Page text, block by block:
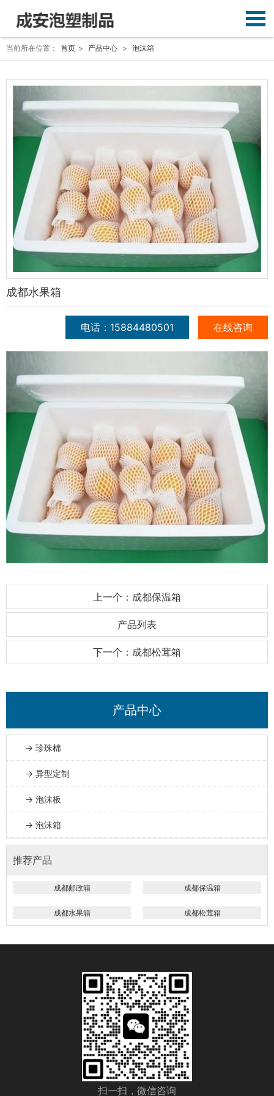
当前所在位置： 首页 > 产品中心 > 泡沫箱
成都水果箱
在线咨询
电话：15884480501
上一个：成都保温箱
产品列表
下一个：成都松茸箱
产品中心
→ 珍珠棉
→ 异型定制
→ 泡沫板
→ 泡沫箱
推荐产品
成都邮政箱 成都保温箱
成都水果箱 成都松茸箱
扫一扫，微信咨询